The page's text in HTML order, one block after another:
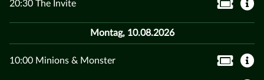
20:30 The Invite
Montag, 10.08.2026
10:00 Minions & Monster